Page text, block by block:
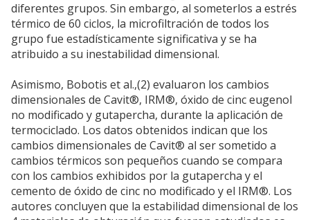
diferentes grupos. Sin embargo, al someterlos a estrés
térmico de 60 ciclos, la microfiltración de todos los
grupo fue estadísticamente significativa y se ha
atribuido a su inestabilidad dimensional.
Asimismo, Bobotis et al.,(2) evaluaron los cambios
dimensionales de Cavit®, IRM®, óxido de cinc eugenol
no modificado y gutapercha, durante la aplicación de
termociclado. Los datos obtenidos indican que los
cambios dimensionales de Cavit® al ser sometido a
cambios térmicos son pequeños cuando se compara
con los cambios exhibidos por la gutapercha y el
cemento de óxido de cinc no modificado y el IRM®. Los
autores concluyen que la estabilidad dimensional de los